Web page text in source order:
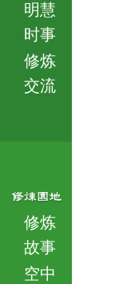
明慧
时事
修炼
交流
修炼
故事
空中